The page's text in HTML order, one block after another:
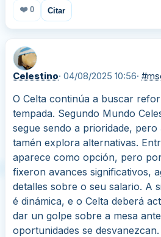
❤️ 0 Citar
Celestino· 04/08/2025 10:56·
O Celta continúa a buscar
tempada. Segundo Mundo
segue sendo a prioridade,
tamén explora alternativas.
aparece como opción, pero
fixeron avances significativos,
detalles sobre o seu salario. A
é dinámica, e o Celta deberá
dar un golpe sobre a mesa
oportunidades se desvanezcan.